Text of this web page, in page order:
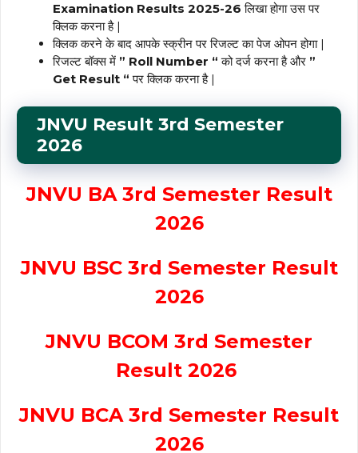
Examination Results 2025-26 लिखा होगा उस पर
क्लिक करना है |
क्लिक करने के बाद आपके स्क्रीन पर रिजल्ट का पेज ओपन होगा |
रिजल्ट बॉक्स में ” Roll Number “ को दर्ज करना है और ”
Get Result “ पर क्लिक करना है |
JNVU Result 3rd Semester
2026
JNVU BA 3rd Semester Result
2026
JNVU BSC 3rd Semester Result
2026
JNVU BCOM 3rd Semester
Result 2026
JNVU BCA 3rd Semester Result
2026